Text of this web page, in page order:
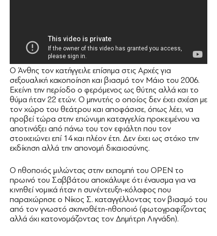
O Άνθης τον κατήγγειλε επίσημα στις Αρχές για
σεξουαλική κακοποίηση και βιασμό τον Μάιο του 2006.
Εκείνη την περίοδο ο φερόμενος ως θύτης αλλά και το
θύμα ήταν 22 ετών. Ο μηνυτής ο οποίος δεν έχει σχέση με
τον χώρο του θεάτρου και αποφάσισε, όπως λέει, να
προβεί τώρα στην επώνυμη καταγγελία προκειμένου να
αποτινάξει από πάνω του τον εφιάλτη που τον
στοιχειώνει επί 14 και πλέον έτη. Δεν έχει ως στόχο την
εκδίκηση αλλά την απονομή δικαιοσύνης.
Ο ηθοποιός μιλώντας στην εκπομπή του OPEN το
πρωινό του Σαββάτου αποκάλυψε ότι έναυσμα για να
κινηθεί νομικά ήταν η συνέντευξη-κόλαφος που
παραχώρησε ο Νίκος Σ. καταγγέλλοντας τον βιασμό του
από τον γνωστό σκηνοθέτη-ηθοποιό (φωτογραφίζοντας
αλλά όχι κατονομάζοντας τον Δημήτρη Λιγνάδη).